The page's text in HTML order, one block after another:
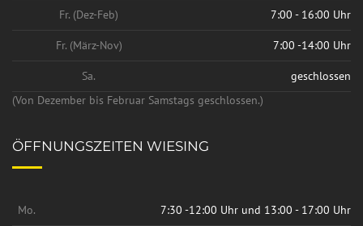
Fr. (Dez-Feb) 7:00 - 16:00 Uhr
Fr. (März-Nov) 7:00 -14:00 Uhr
Sa.
geschlossen
(Von Dezember bis Februar Samstags geschlossen.)
ÖFFNUNGSZEITEN WIESING
Mo. 7:30 -12:00 Uhr und 13:00 - 17:00 Uhr